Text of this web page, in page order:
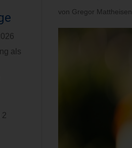
von Gregor Mattheisen
als
2